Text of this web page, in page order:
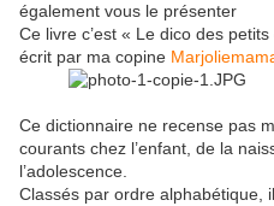
également vous le présenter
Ce livre c’est « Le dico des
écrit par ma copine
Ce dictionnaire ne recense pas
courants chez l’enfant, de la
l’adolescence.
Classés par ordre alphabétique,